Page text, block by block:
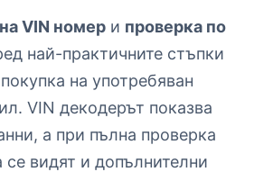
VIN номер и проверка по
най-практичните стъпки
на употребяван
VIN декодерът показва
а при пълна проверка
се видят и допълнителни